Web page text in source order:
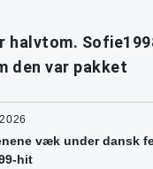
halvtom.
den var pakket
væk under dansk
hit